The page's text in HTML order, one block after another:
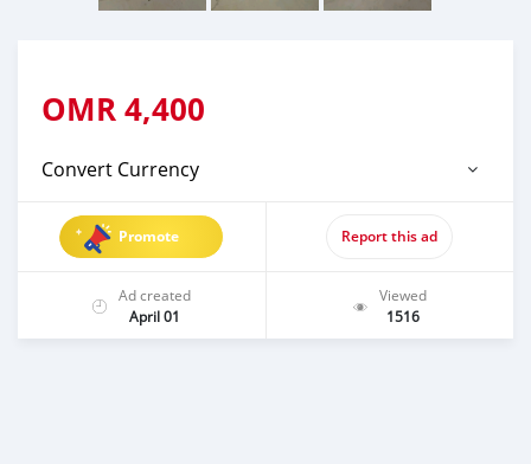
OMR4,400
Convert Currency
Promote Report this ad
Ad created
April 01
Viewed
1516